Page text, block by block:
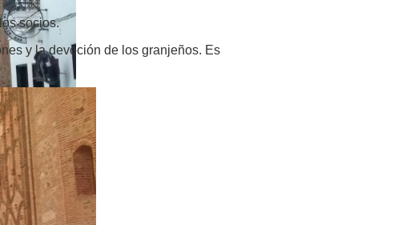
socios.
y la devoción de los granjeños. Es